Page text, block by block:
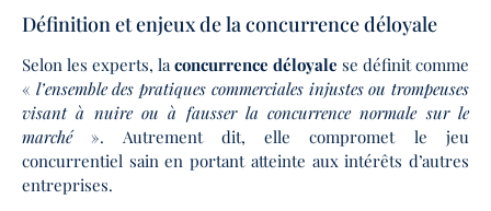
Définition et enjeux de la concurrence déloyale
Selon les experts, la concurrence déloyale se définit comme
« l’ensemble des pratiques commerciales injustes ou trompeuses
visant à nuire ou à fausser la concurrence normale sur le
marché». Autrement dit, elle compromet le jeu
concurrentiel sain en portant atteinte aux intérêts d’autres
entreprises.